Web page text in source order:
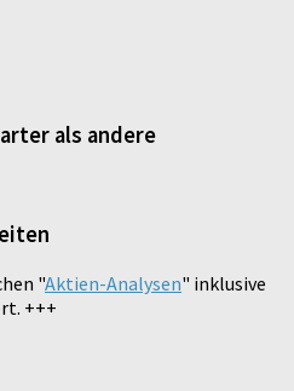
als andere
"Aktien-Analysen" inklusive
+++